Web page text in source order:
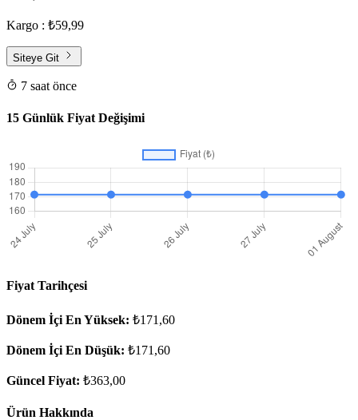
Kargo : ₺59,99
Siteye Git
7 saat önce
15 Günlük Fiyat Değişimi
Fiyat Tarihçesi
Dönem İçi En Yüksek: ₺171,60
Dönem İçi En Düşük: ₺171,60
Güncel Fiyat: ₺363,00
Ürün Hakkında